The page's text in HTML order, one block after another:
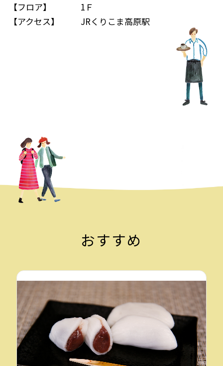
【フロア】
1Ｆ
【アクセス】
JRくりこま高原駅
おすすめ